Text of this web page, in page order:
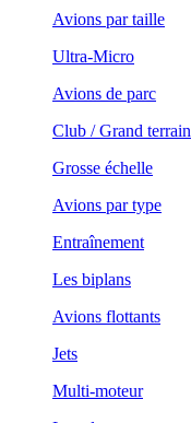
Avions par taille
Ultra-Micro
Avions de parc
Club / Grand terrain
Grosse échelle
Avions par type
Entraînement
Les biplans
Avions flottants
Jets
Multi-moteur